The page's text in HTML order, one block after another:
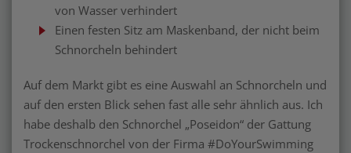
von Wasser verhindert
Einen festen Sitz am Maskenband, der nicht beim
Schnorcheln behindert
Auf dem Markt gibt es eine Auswahl an Schnorcheln und
auf den ersten Blick sehen fast alle sehr ähnlich aus. Ich
habe deshalb den Schnorchel „Poseidon“ der Gattung
Trockenschnorchel von der Firma #DoYourSwimming